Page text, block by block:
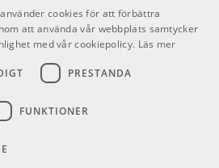
cookies för att förbättra
att använda vår webbplats samtycker
med vår cookiepolicy. Läs mer
PRESTANDA
FUNKTIONER